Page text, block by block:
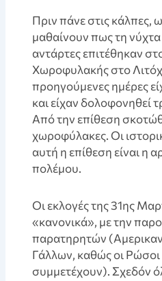
Πριν πάνε στις κάλπες,
μαθαίνουν πως τη
αντάρτες επιτέθηκαν
Χωροφυλακής στο
προηγούμενες ημέρες
και είχαν δολοφονηθεί
Από την επίθεση
χωροφύλακες. Οι
αυτή η επίθεση είναι η
πολέμου.
Οι εκλογές της 31ης
«κανονικά», με την
παρατηρητών
Γάλλων, καθώς οι Ρώσοι
συμμετέχουν). Σχεδόν